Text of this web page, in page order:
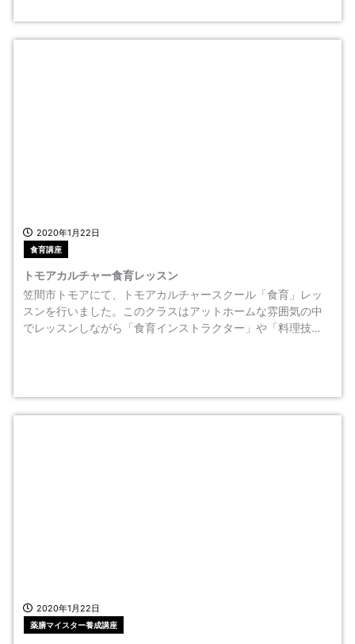
2020年1月22日
食育講座
トモアカルチャー食育レッスン
笠間市トモアにて、トモアカルチャースクール「食育」レッ
スンを行いました。このクラスはアットホームな雰囲気の中
でレッスンしながら「食育インストラクター」や「料理技…
2020年1月22日
薬膳マイスター養成講座